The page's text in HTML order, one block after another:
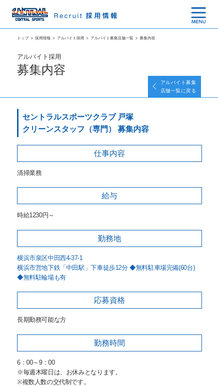
トップ > 採用情報 > アルバイト採用 > アルバイト募集店舗一覧 > 募集内容
アルバイト採用
募集内容
アルバイト募集
店舗一覧に戻る
セントラルスポーツクラブ 戸塚
クリーンスタッフ（専門） 募集内容
仕事内容
清掃業務
給与
時給1230円～
勤務地
横浜市泉区中田西4-37-1
横浜市営地下鉄「中田駅」下車徒歩12分 ◆無料駐車場完備(60台)
◆無料駐輪場も有
応募資格
長期勤務可能な方
勤務時間
6：00～9：00
※毎週木曜日は、お休みとなります。
※複数人数の交代制です。